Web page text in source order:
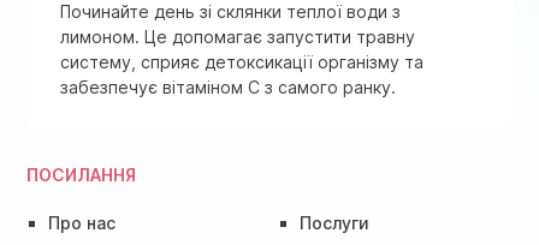
ПОСИЛАННЯ
Про нас
Послуги
Починайте день зі склянки теплої води з
лимоном. Це допомагає запустити травну
систему, сприяє детоксикації організму та
забезпечує вітаміном C з самого ранку.